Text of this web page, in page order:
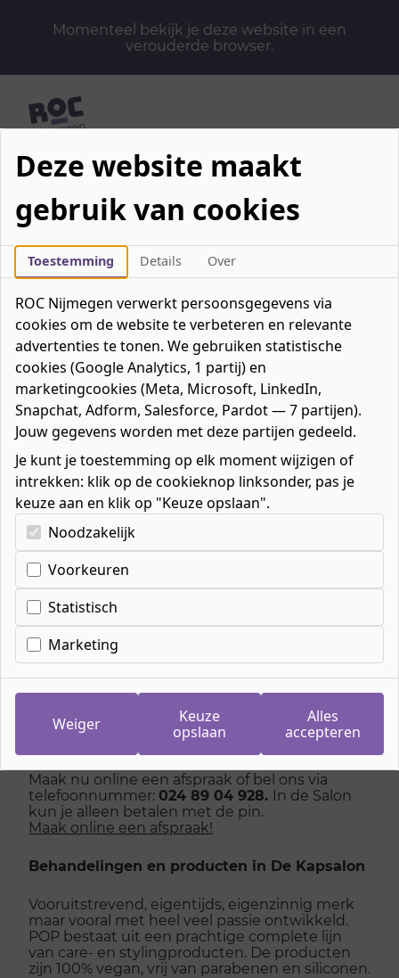
Momenteel bekijk je deze website in een
verouderde browser.
Mbo-opleidingen
Werken & Leren
Mavo / havo / vwo
Contact
Bedrijven
Favorieten0favorieten
Mijn ROC
Zoeken
Zoeken
Home» Organisatie» Onze leerwerkbedrijven
De Kapsalon
De Kapsalon
Laat je verwennen in De Kapsalon. Een nieuwe
coupe, kleurtje of bijpunten? Geen probleem. In
Op naar een nieuwe coupe!
Maak nu online een afspraak of bel ons via
telefoonnummer: 024 89 04 928. In de Salon
kun je alleen betalen met de pin.
Maak online een afspraak!
Behandelingen en producten in De Kapsalon
Vooruitstrevend, eigentijds, eigenzinnig merk
maar vooral met heel veel passie ontwikkeld.
POP bestaat uit een prachtige complete lijn
van care- en stylingproducten. De producten
zijn 100% vegan, vrij van parabenen en siliconen.
Deze website maakt
gebruik van cookies
Toestemming Details Over
ROC Nijmegen verwerkt persoonsgegevens via
cookies om de website te verbeteren en relevante
advertenties te tonen. We gebruiken statistische
cookies (Google Analytics, 1 partij) en
marketingcookies (Meta, Microsoft, LinkedIn,
Snapchat, Adform, Salesforce, Pardot — 7 partijen).
Jouw gegevens worden met deze partijen gedeeld.
Je kunt je toestemming op elk moment wijzigen of
intrekken: klik op de cookieknop linksonder, pas je
keuze aan en klik op "Keuze opslaan".
Kies uw cookie-voorkeuren
Noodzakelijk
Voorkeuren
Statistisch
Marketing
Weiger
Keuze
opslaan
Alles
accepteren